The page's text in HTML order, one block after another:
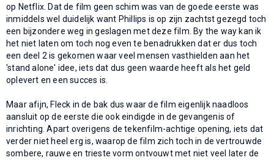
op Netflix. Dat de film geen schim was van de goede eerste was
inmiddels wel duidelijk want Phillips is op zijn zachtst gezegd toch
een bijzondere weg in geslagen met deze film. By the way kan ik
het niet laten om toch nog even te benadrukken dat er dus toch
een deel 2 is gekomen waar veel mensen vasthielden aan het
'stand alone' idee, iets dat dus geen waarde heeft als het geld
oplevert en een succes is.
Maar afijn, Fleck in de bak dus waar de film eigenlijk naadloos
aansluit op de eerste die ook eindigde in de gevangenis of
inrichting. Apart overigens de tekenfilm-achtige opening, iets dat
verder niet heel erg is, waarop de film zich toch in de vertrouwde
sombere, rauwe en trieste vorm ontvouwt met niet veel later de